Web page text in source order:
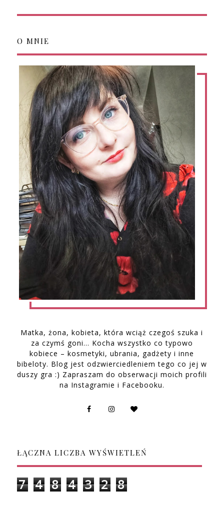
O MNIE
Matka, żona, kobieta, która wciąż czegoś szuka i
za czymś goni… Kocha wszystko co typowo
kobiece – kosmetyki, ubrania, gadżety i inne
bibeloty. Blog jest odzwierciedleniem tego co jej w
duszy gra :) Zapraszam do obserwacji moich profili
na Instagramie i Facebooku.
ŁĄCZNA LICZBA WYŚWIETLEŃ
7 4 8 4 3 2 8